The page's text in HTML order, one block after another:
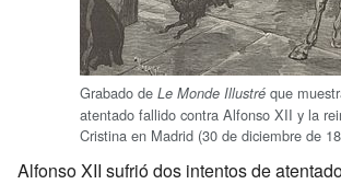
Grabado de Le Monde Illustré que
atentado fallido contra Alfonso XII y la
Cristina en Madrid (30 de diciembre de
Alfonso XII sufrió dos intentos de